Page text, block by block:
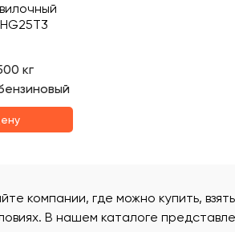
кг
компании, где можно купить,
В нашем каталоге